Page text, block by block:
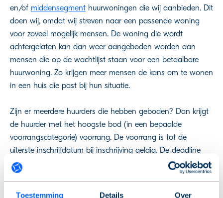
Toestemming Details Over
en/of middensegment huurwoningen die wij aanbieden. Dit
doen wij, omdat wij streven naar een passende woning
voor zoveel mogelijk mensen. De woning die wordt
achtergelaten kan dan weer aangeboden worden aan
mensen die op de wachtlijst staan voor een betaalbare
huurwoning. Zo krijgen meer mensen de kans om te wonen
in een huis die past bij hun situatie.
Zijn er meerdere huurders die hebben geboden? Dan krijgt
de huurder met het hoogste bod (in een bepaalde
voorrangscategorie) voorrang. De voorrang is tot de
uiterste inschrijfdatum bij inschrijving geldig. De deadline
staat vast op maandag 20 juli 2026 om 12:00.